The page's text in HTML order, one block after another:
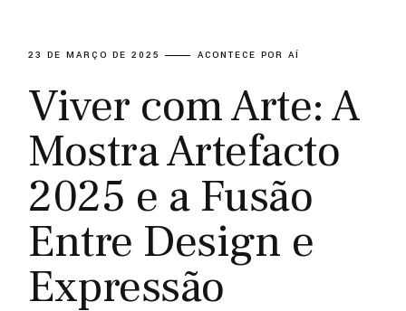
23 DE MARÇO DE 2025 ACONTECE POR AÍ
Viver com Arte: A
Mostra Artefacto
2025 e a Fusão
Entre Design e
Expressão